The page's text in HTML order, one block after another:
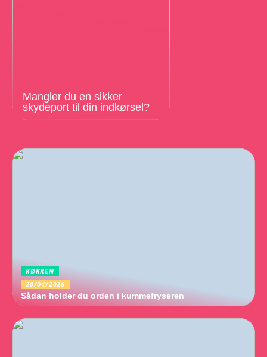
Mangler du en sikker
skydeport til din indkørsel?
KØKKEN
20/04/2026
Sådan holder du orden i kummefryseren